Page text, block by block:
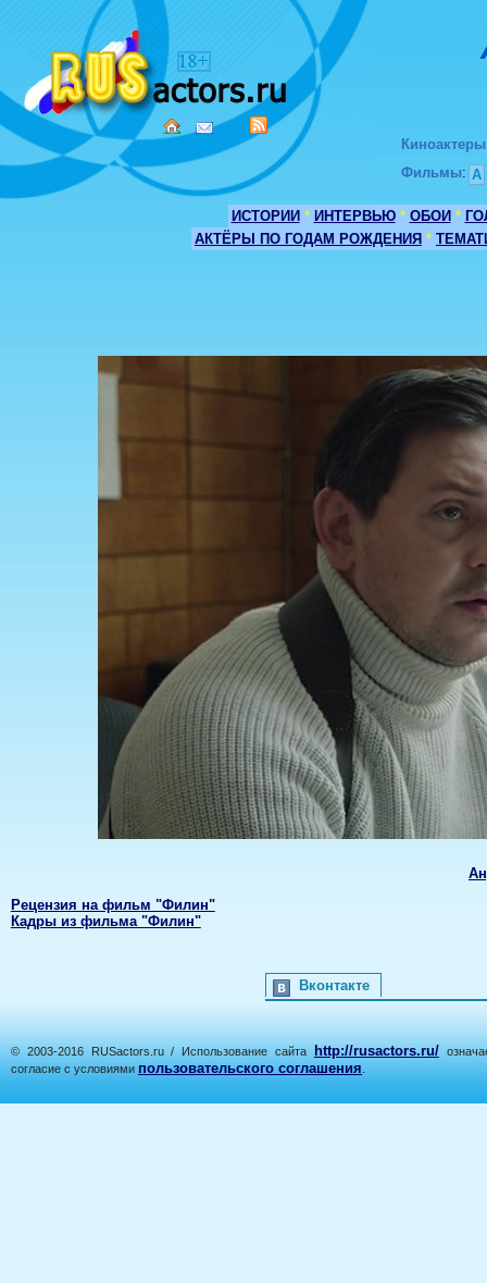
Киноактеры
Фильмы: А
ИСТОРИИ * ИНТЕРВЬЮ * ОБОИ *
АКТЁРЫ ПО ГОДАМ РОЖДЕНИЯ *
Рецензия на фильм "Филин"
Кадры из фильма "Филин"
Вконтакте
© 2003-2016 RUSactors.ru / Использование сайта http://rusactors.ru/
согласие с условиями пользовательского соглашения